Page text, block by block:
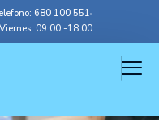
680 100 551
09:00 -18:00